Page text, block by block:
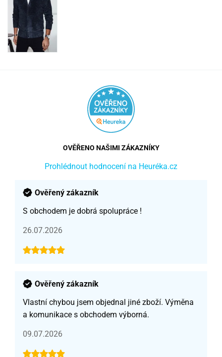
OVĚŘENO NAŠIMI ZÁKAZNÍKY
Prohlédnout hodnocení na Heuréka.cz
Ověřený zákazník
S obchodem je dobrá spolupráce !
26.07.2026
Ověřený zákazník
Vlastní chybou jsem objednal jiné zboží. Výměna
a komunikace s obchodem výborná.
09.07.2026